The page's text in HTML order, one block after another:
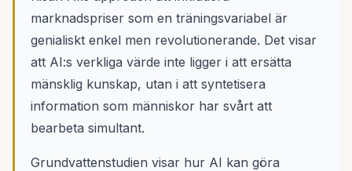
marknadspriser som en träningsvariabel är
genialiskt enkel men revolutionerande. Det visar
att AI:s verkliga värde inte ligger i att ersätta
mänsklig kunskap, utan i att syntetisera
information som människor har svårt att
bearbeta simultant.
Grundvattenstudien visar hur AI kan göra